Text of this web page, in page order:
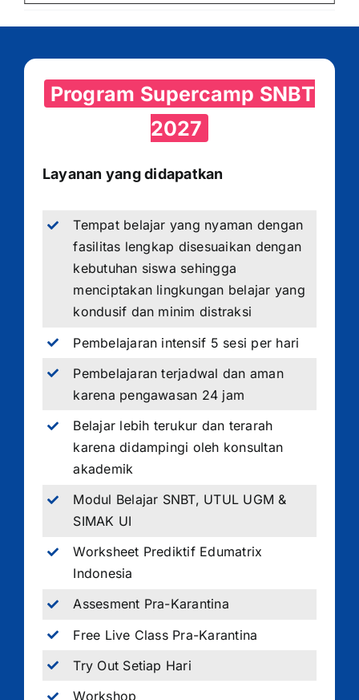
Program Supercamp SNBT
2027
Layanan yang didapatkan
Tempat belajar yang nyaman dengan
fasilitas lengkap disesuaikan dengan
kebutuhan siswa sehingga
menciptakan lingkungan belajar yang
kondusif dan minim distraksi
Pembelajaran intensif 5 sesi per hari
Pembelajaran terjadwal dan aman
karena pengawasan 24 jam
Belajar lebih terukur dan terarah
karena didampingi oleh konsultan
akademik
Modul Belajar SNBT, UTUL UGM &
SIMAK UI
Worksheet Prediktif Edumatrix
Indonesia
Assesment Pra-Karantina
Free Live Class Pra-Karantina
Try Out Setiap Hari
Workshop